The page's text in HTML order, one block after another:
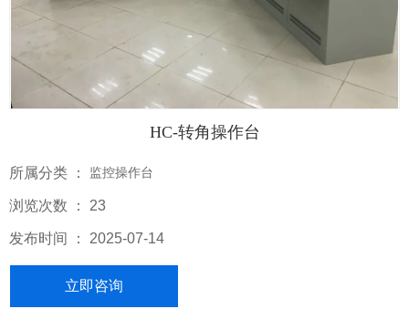
HC-转角操作台
所属分类 ： 监控操作台
浏览次数 ： 23
发布时间 ： 2025-07-14
立即咨询